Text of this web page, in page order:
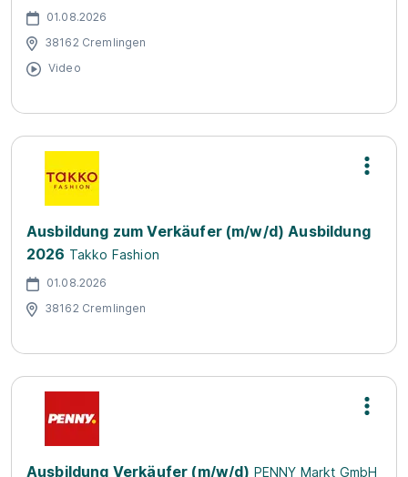
01.08.2026
38162 Cremlingen
Video
Ausbildung zum Verkäufer (m/w/d) Ausbildung
2026 Takko Fashion
01.08.2026
38162 Cremlingen
Ausbildung Verkäufer (m/w/d) PENNY Markt GmbH